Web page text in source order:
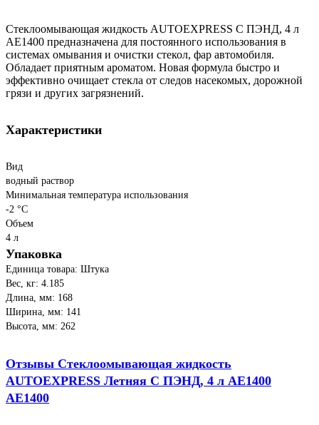
Стеклоомывающая жидкость AUTOEXPRESS C ПЭНД, 4 л
АЕ1400 предназначена для постоянного использования в
системах омывания и очистки стекол, фар автомобиля.
Обладает приятным ароматом. Новая формула быстро и
эффективно очищает стекла от следов насекомых, дорожной
грязи и других загрязнений.
Характеристики
Вид
водный раствор
Минимальная температура использования
-2 °С
Объем
4 л
Упаковка
Единица товара: Штука
Вес, кг: 4.185
Длина, мм: 168
Ширина, мм: 141
Высота, мм: 262
Отзывы Стеклоомывающая жидкость
AUTOEXPRESS Летняя C ПЭНД, 4 л АЕ1400
АЕ1400